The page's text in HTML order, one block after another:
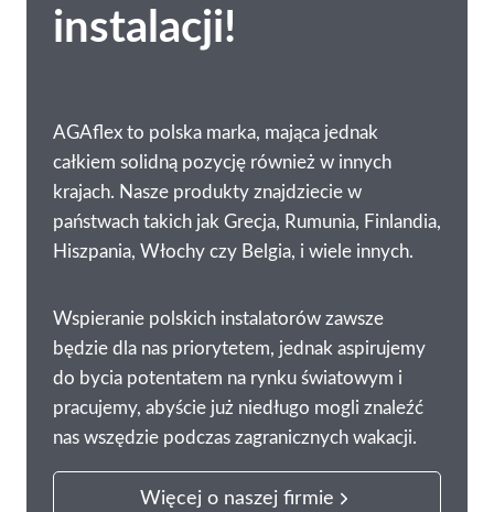
instalacji!
AGAflex to polska marka, mająca jednak
całkiem solidną pozycję również w innych
krajach. Nasze produkty znajdziecie w
państwach takich jak Grecja, Rumunia, Finlandia,
Hiszpania, Włochy czy Belgia, i wiele innych.
Wspieranie polskich instalatorów zawsze
będzie dla nas priorytetem, jednak aspirujemy
do bycia potentatem na rynku światowym i
pracujemy, abyście już niedługo mogli znaleźć
nas wszędzie podczas zagranicznych wakacji.
Więcej o naszej firmie